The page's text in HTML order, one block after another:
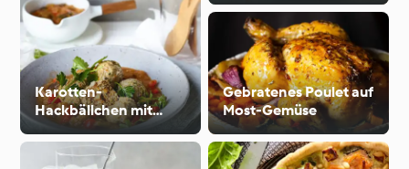
Karotten-
Hackbällchen mit
Ratatouille
Gebratenes Poulet auf
Most-Gemüse